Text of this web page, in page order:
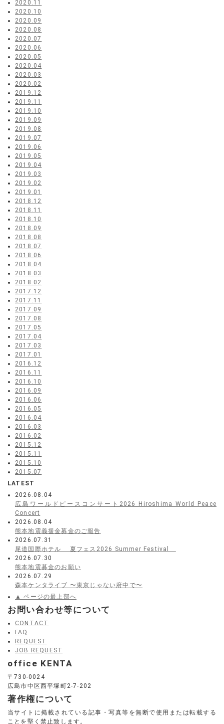
2020.11
2020.10
2020.09
2020.08
2020.07
2020.06
2020.05
2020.04
2020.03
2020.02
2019.12
2019.11
2019.10
2019.09
2019.08
2019.07
2019.06
2019.05
2019.04
2019.03
2019.02
2019.01
2018.12
2018.11
2018.10
2018.09
2018.08
2018.07
2018.06
2018.04
2018.03
2018.02
2017.12
2017.11
2017.09
2017.08
2017.05
2017.04
2017.03
2017.01
2016.12
2016.11
2016.10
2016.09
2016.06
2016.05
2016.04
2016.03
2016.02
2015.12
2015.11
2015.10
2015.07
LATEST
2026.08.04
広島ワールドピースコンサート2026 Hiroshima World Peace
Concert
2026.08.04
熊本地震義援金募金のご報告
2026.07.31
尾道国際ホテル 夏フェス2026 Summer Festival
2026.07.30
熊本地震募金のお願い
2026.07.29
森本ケンタライブ 〜東京じゃない府中で〜
▲ ページの最上部へ
お問い合わせ等について
CONTACT
FAQ
REQUEST
JOB REQUEST
office KENTA
〒730-0024
広島市中区西平塚町2-7-202
著作権について
当サイトに掲載されている記事・写真等を無断で使用または転載する
ことを堅く禁止致します。